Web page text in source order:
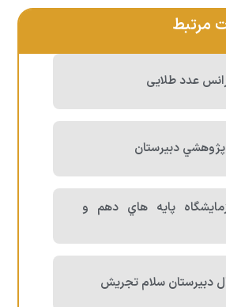
مرتبط
عدد طلایی
دبيرستان
پايه هاي دهم و
دبیرستان سلام تجریش